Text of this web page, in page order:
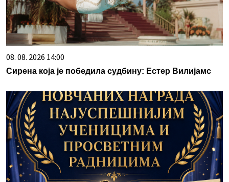
08. 08. 2026 14:00
Сирена која је победила судбину: Естер Вилијамс